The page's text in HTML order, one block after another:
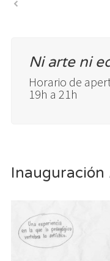
Ni arte ni
Horario de
19h a 21h
Inauguración